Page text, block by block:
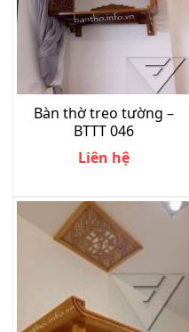
Bàn thờ treo tường –
BTTT 046
Liên hệ